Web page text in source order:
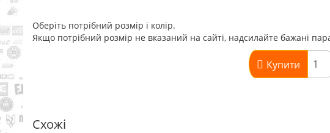
Оберіть потрібний розмір і колір.
Якщо потрібний розмір не вказаний на сайті, надсилайте бажані
Купити
Схожі